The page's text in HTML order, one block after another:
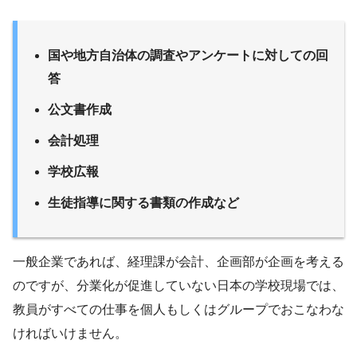
国や地方自治体の調査やアンケートに対しての回
答
公文書作成
会計処理
学校広報
生徒指導に関する書類の作成など
一般企業であれば、経理課が会計、企画部が企画を考える
のですが、分業化が促進していない日本の学校現場では、
教員がすべての仕事を個人もしくはグループでおこなわな
ければいけません。